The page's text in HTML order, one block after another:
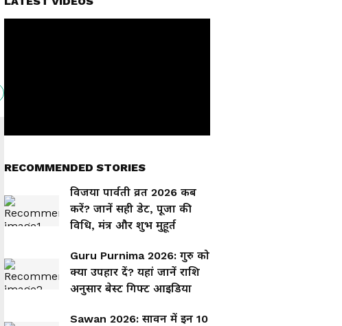
RECOMMENDED STORIES
विजया पार्वती व्रत 2026 कब
करें? जानें सही डेट, पूजा की
विधि, मंत्र और शुभ मुहूर्त
Guru Purnima 2026: गुरु को
क्या उपहार दें? यहां जानें राशि
अनुसार बेस्ट गिफ्ट आइडिया
Sawan 2026: सावन में इन 10